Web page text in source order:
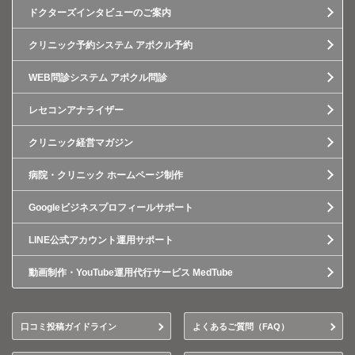
ドクターズインタビューのご案内
クリニック予約システム アポクル予約
WEB問診システム アポクル問診
レセコンアナライザー
クリニック経営マガジン
病院・クリニック ホームページ制作
Googleビジネスプロフィールサポート
LINE公式アカウント運用サポート
動画制作・YouTube運用代行サービス MedTube
口コミ投稿ガイドライン よくあるご質問（FAQ）